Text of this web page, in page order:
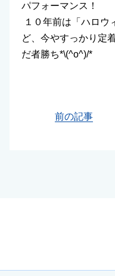
パフォーマンス！
１０年前は「ハロウ
ど、今やすっかり定
だ者勝ち*\(^o^)/*
前の記事